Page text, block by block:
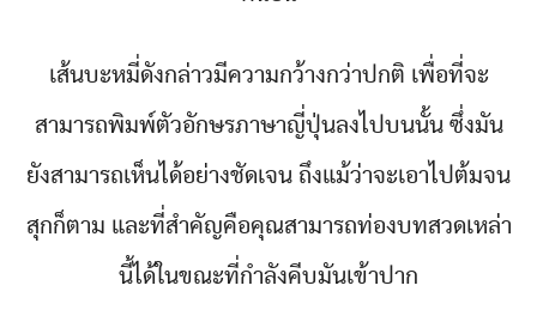
เส้นบะหมี่ดังกล่าวมีความกว้างกว่าปกติ เพื่อที่จะ
สามารถพิมพ์ตัวอักษรภาษาญี่ปุ่นลงไปบนนั้น ซึ่งมัน
ยังสามารถเห็นได้อย่างชัดเจน ถึงแม้ว่าจะเอาไปต้มจน
สุกก็ตาม และที่สำคัญคือคุณสามารถท่องบทสวดเหล่า
นี้ได้ในขณะที่กำลังคีบมันเข้าปาก